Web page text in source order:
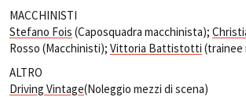
MACCHINISTI
Stefano Fois (Caposquadra macchinista);
Rosso (Macchinisti); Vittoria Battistotti (trainee
ALTRO
Driving Vintage(Noleggio mezzi di scena)